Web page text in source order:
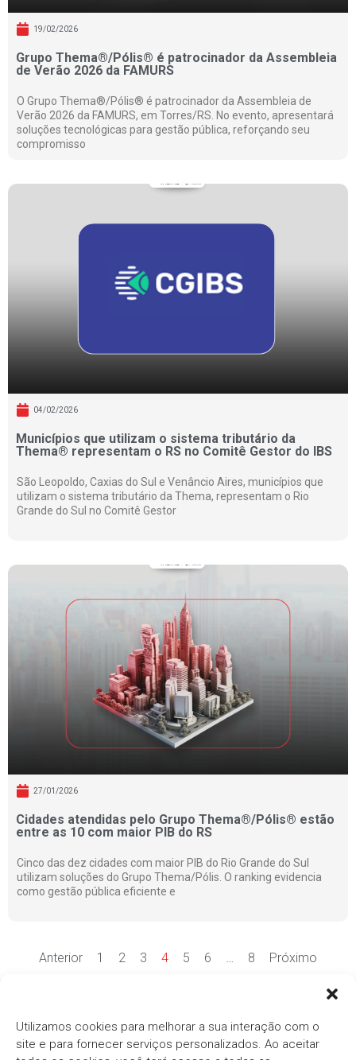
Utilizamos cookies para melhorar a sua interação com o
site e para fornecer serviços personalizados. Ao aceitar
19/02/2026
Grupo Thema®/Pólis® é patrocinador da Assembleia
de Verão 2026 da FAMURS
O Grupo Thema®/Pólis® é patrocinador da Assembleia de
Verão 2026 da FAMURS, em Torres/RS. No evento, apresentará
soluções tecnológicas para gestão pública, reforçando seu
compromisso
04/02/2026
Municípios que utilizam o sistema tributário da
Thema® representam o RS no Comitê Gestor do IBS
São Leopoldo, Caxias do Sul e Venâncio Aires, municípios que
utilizam o sistema tributário da Thema, representam o Rio
Grande do Sul no Comitê Gestor
27/01/2026
Cidades atendidas pelo Grupo Thema®/Pólis® estão
entre as 10 com maior PIB do RS
Cinco das dez cidades com maior PIB do Rio Grande do Sul
utilizam soluções do Grupo Thema/Pólis. O ranking evidencia
como gestão pública eficiente e
Anterior 1 2 3 4 5 6 … 8 Próximo